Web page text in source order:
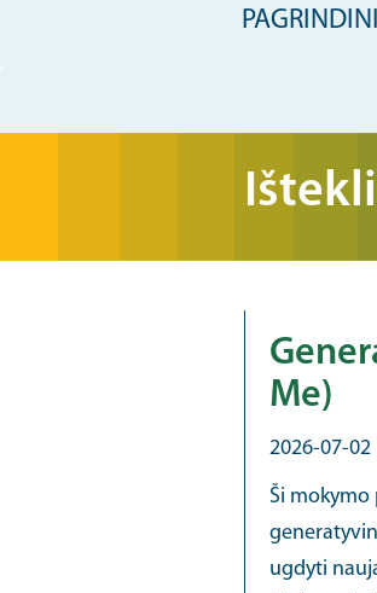
Me)
2026-07-02
Ši
ugdyti